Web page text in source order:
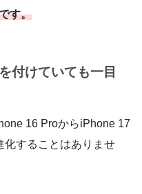
す。
付けていても一目
16 ProからiPhone 17
化することはありませ